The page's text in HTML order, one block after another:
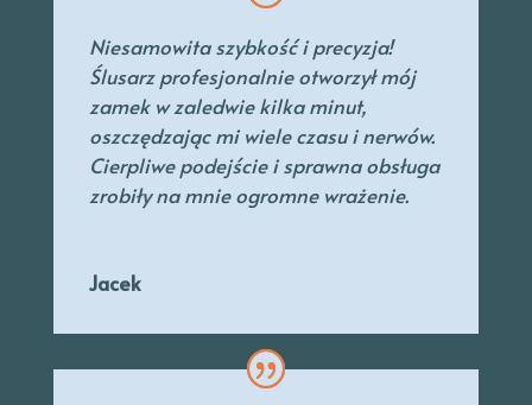
Niesamowita szybkość i precyzja!
Ślusarz profesjonalnie otworzył mój
zamek w zaledwie kilka minut,
oszczędzając mi wiele czasu i nerwów.
Cierpliwe podejście i sprawna obsługa
zrobiły na mnie ogromne wrażenie.
Jacek